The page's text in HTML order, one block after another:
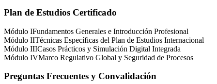
Plan de Estudios Certificado
Módulo IFundamentos Generales e Introducción Profesional
Módulo IITécnicas Específicas del Plan de Estudios Internacional
Módulo IIICasos Prácticos y Simulación Digital Integrada
Módulo IVMarco Regulativo Global y Seguridad de Procesos
Preguntas Frecuentes y Convalidación